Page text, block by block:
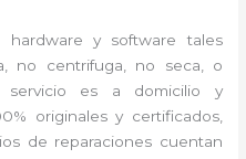
hardware y software tales
no centrifuga, no seca, o
servicio es a domicilio y
originales y certificados,
de reparaciones cuentan